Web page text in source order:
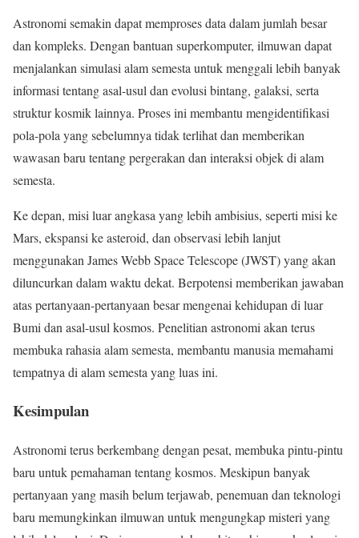
Astronomi semakin dapat memproses data dalam jumlah besar
dan kompleks. Dengan bantuan superkomputer, ilmuwan dapat
menjalankan simulasi alam semesta untuk menggali lebih banyak
informasi tentang asal-usul dan evolusi bintang, galaksi, serta
struktur kosmik lainnya. Proses ini membantu mengidentifikasi
pola-pola yang sebelumnya tidak terlihat dan memberikan
wawasan baru tentang pergerakan dan interaksi objek di alam
semesta.
Ke depan, misi luar angkasa yang lebih ambisius, seperti misi ke
Mars, ekspansi ke asteroid, dan observasi lebih lanjut
menggunakan James Webb Space Telescope (JWST) yang akan
diluncurkan dalam waktu dekat. Berpotensi memberikan jawaban
atas pertanyaan-pertanyaan besar mengenai kehidupan di luar
Bumi dan asal-usul kosmos. Penelitian astronomi akan terus
membuka rahasia alam semesta, membantu manusia memahami
tempatnya di alam semesta yang luas ini.
Kesimpulan
Astronomi terus berkembang dengan pesat, membuka pintu-pintu
baru untuk pemahaman tentang kosmos. Meskipun banyak
pertanyaan yang masih belum terjawab, penemuan dan teknologi
baru memungkinkan ilmuwan untuk mengungkap misteri yang